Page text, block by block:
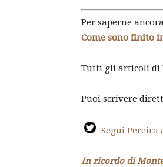
Per saperne
Come sono finito
Tutti gli articoli di
Puoi scrivere
Segui Pereira
In ricordo di